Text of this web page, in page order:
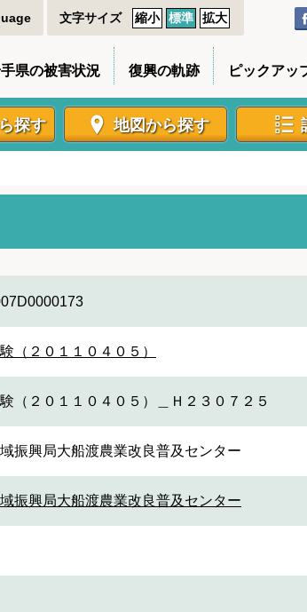
文字サイズ 縮小 標準 拡大
県の被害状況 復興の軌跡 ピックアッ
探す 地図から探す
（２０１１０４０５）
（２０１１０４０５）＿Ｈ２３０７２５
振興局大船渡農業改良普及センター
振興局大船渡農業改良普及センター